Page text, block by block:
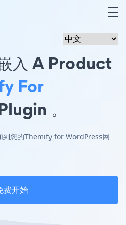
入 A Product
For
。
您的Themify for WordPress网
费开始